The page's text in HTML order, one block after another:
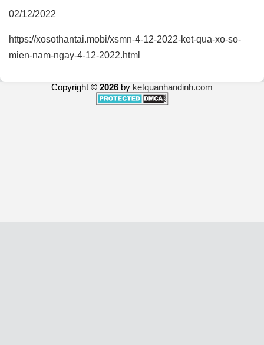
02/12/2022
https://xosothantai.mobi/xsmn-4-12-2022-ket-qua-xo-so-
mien-nam-ngay-4-12-2022.html
Copyright © 2026 by ketquanhandinh.com